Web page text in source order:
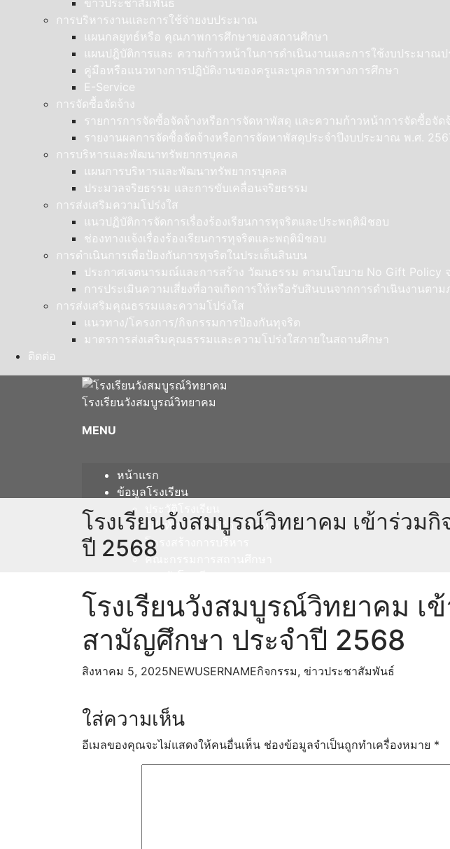
ข่าวประชาสัมพันธ์
การบริหารงานและการใช้จ่ายงบประมาณ
แผนกลยุทธ์หรือ คุณภาพการศึกษาของสถานศึกษา
แผนปฎิบัติการและ ความก้าวหน้าในการดำเนินงานและการใช้งบประมาณป
คู่มือหรือแนวทางการปฎิบัติงานของครูและบุคลากรทางการศึกษา
E-Service
การจัดซื้อจัดจ้าง
รายการการจัดซื้อจัดจ้างหรือการจัดหาพัสดุ และความก้าวหน้าการจัดซื้อจั
รายงานผลการจัดซื้อจัดจ้างหรือการจัดหาพัสดุประจำปีงบประมาณ พ.ศ.
การบริหารและพัฒนาทรัพยากรบุคคล
แผนการบริหารและพัฒนาทรัพยากรบุคคล
ประมวลจริยธรรม และการขับเคลื่อนจริยธรรม
การส่งเสริมความโปร่งใส
แนวปฏิบัติการจัดการเรื่องร้องเรียนการทุจริตและประพฤติมิชอบ
ช่องทางแจ้งเรื่องร้องเรียนการทุจริตและพฤติมิชอบ
การดำเนินการเพื่อป้องกันการทุจริตในประเด็นสินบน
ประกาศเจตนารมณ์และการสร้าง วัฒนธรรม ตามนโยบาย No Gift Policy
การประเมินความเสี่ยงที่อาจเกิดการให้หรือรับสินบนจากการดำเนินงานต
การส่งเสริมคุณธรรมและความโปร่งใส
แนวทาง/โครงการ/กิจกรรมการป้องกันทุจริต
มาตรการส่งเสริมคุณธรรมและความโปร่งใสภายในสถานศึกษา
ติดต่อ
โรงเรียนวังสมบูรณ์วิทยาคม
MENU
หน้าแรก
ข้อมูลโรงเรียน
ประวัติโรงเรียน
วิสัยทัศน์ / พันธกิจ / เป้าหมาย
โครงสร้างการบริหาร
คณะกรรมการสถานศึกษา
บุคลากร
ผู้บริหาร
กลุ่มสาระการเรียนรู้
ภาษาไทย
วิทยาศาสตร์และเทคโนโลยี
สุขศึกษาและพลศึกษา
ศิลปะ
โรงเรียนวังสมบูรณ์วิทยาคม เข้าร่วม
ปี 2568
โรงเรียนวังสมบูรณ์วิทยาคม เ
สามัญศึกษา ประจำปี 2568
สิงหาคม 5, 2025NEWUSERNAMEกิจกรรม, ข่าวประชาสัมพันธ์
ใส่ความเห็น
อีเมลของคุณจะไม่แสดงให้คนอื่นเห็น ช่องข้อมูลจำเป็นถูกทำเครื่องหมาย *